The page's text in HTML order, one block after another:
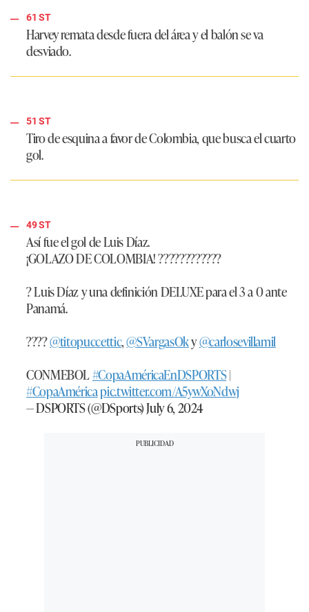
61 ST
Harvey remata desde fuera del área y el balón se va
desviado.
51 ST
Tiro de esquina a favor de Colombia, que busca el cuarto
gol.
49 ST
Así fue el gol de Luis Díaz.
¡GOLAZO DE COLOMBIA! ????????????
? Luis Díaz y una definición DELUXE para el 3 a 0 ante
Panamá.
????@titopuccettic,@SVargasOky@carlosevillamil
CONMEBOL#CopaAméricaEnDSPORTS|
#CopaAméricapic.twitter.com/A5ywXoNdwj
— DSPORTS (@DSports)July 6, 2024